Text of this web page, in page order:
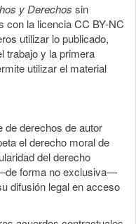
y Derechos sin
con la licencia CC BY-NC
utilizar lo publicado,
trabajo y la primera
utilizar el material
de derechos de autor
el derecho moral de
del derecho
forma no exclusiva—
difusión legal en acceso